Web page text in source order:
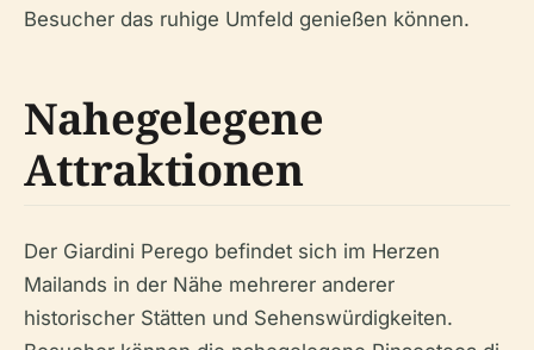
Besucher das ruhige Umfeld genießen können.
Nahegelegene
Attraktionen
Der Giardini Perego befindet sich im Herzen
Mailands in der Nähe mehrerer anderer
historischer Stätten und Sehenswürdigkeiten.